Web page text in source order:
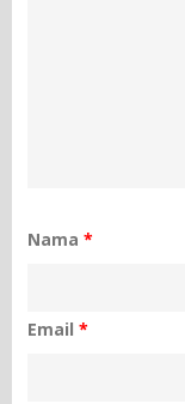
Nama*
Email*